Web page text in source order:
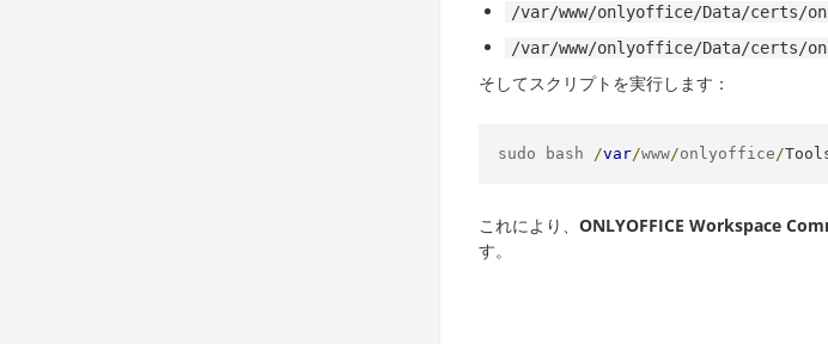
/var/www/onlyoffice/Data/certs/
/var/www/onlyoffice/Data/certs/
そしてスクリプトを実行します：
sudo bash /var/www/onlyoffice/
これにより、 ONLYOFFICE Workspace
す。